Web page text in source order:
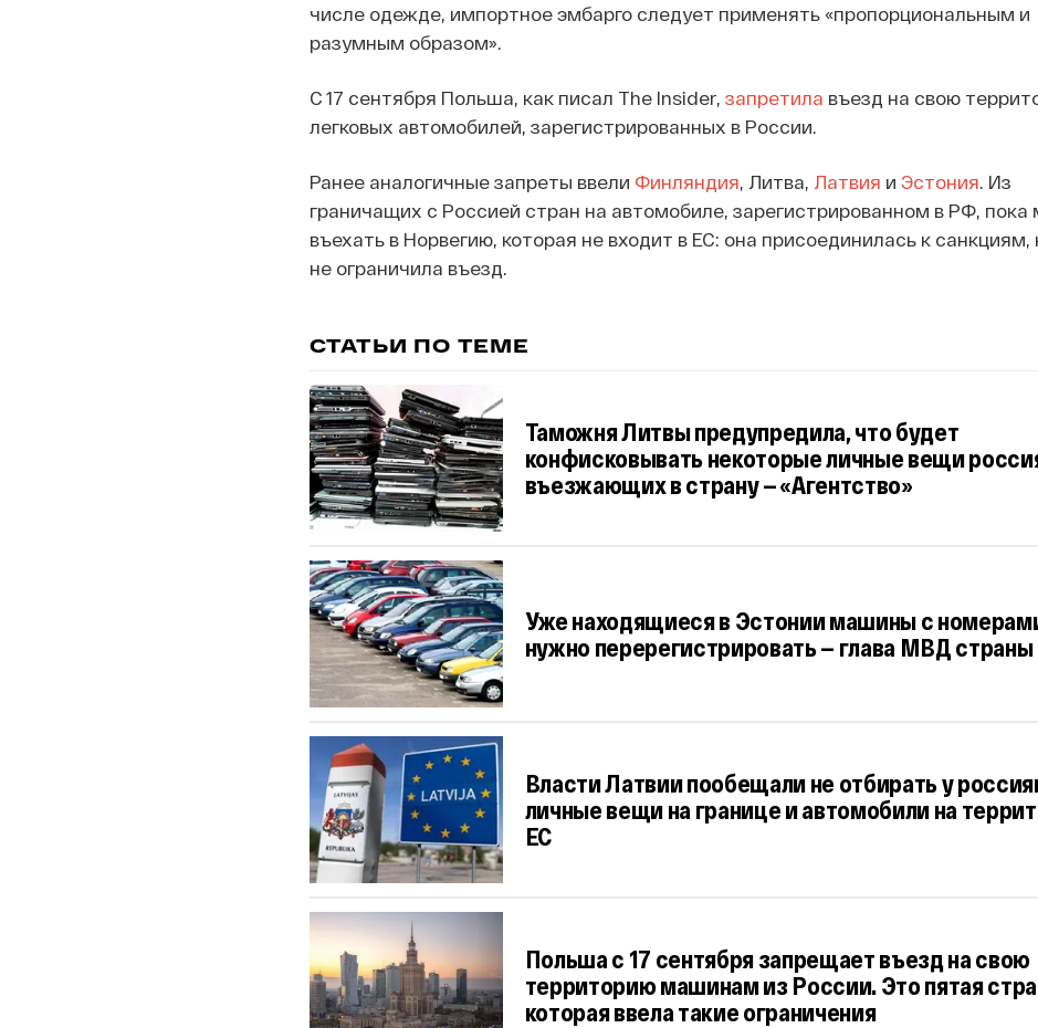
числе одежде, импортное эмбарго следует применять «пропорциональным и
разумным образом».
C 17 сентября Польша, как писал The Insider, запретила въезд на свою
легковых автомобилей, зарегистрированных в России.
Ранее аналогичные запреты ввели Финляндия , Литва, Латвия и Эстония . Из
граничащих с Россией стран на автомобиле, зарегистрированном в РФ, пока
въехать в Норвегию, которая не входит в ЕС: она присоединилась к
не ограничила въезд.
СТАТЬИ ПО ТЕМЕ
Таможня Литвы предупредила, что будет
конфисковывать некоторые личные вещи
въезжающих в страну — «Агентство»
Уже находящиеся в Эстонии машины с
нужно перерегистрировать — глава МВД страны
Власти Латвии пообещали не отбирать у
личные вещи на границе и автомобили на
ЕС
Польша с 17 сентября запрещает въезд на свою
территорию машинам из России. Это пятая
которая ввела такие ограничения